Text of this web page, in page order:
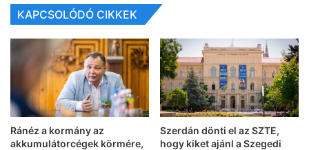
KAPCSOLÓDÓ CIKKEK
Ránéz a kormány az
akkumulátorcégek körmére,
Szerdán dönti el az SZTE,
hogy kiket ajánl a Szegedi